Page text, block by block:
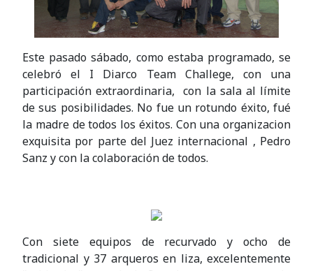
Este pasado sábado, como estaba programado, se
celebró el I Diarco Team Challege, con una
participación extraordinaria, con la sala al límite
de sus posibilidades. No fue un rotundo éxito, fué
la madre de todos los éxitos. Con una organizacion
exquisita por parte del Juez internacional , Pedro
Sanz y con la colaboración de todos.
Con siete equipos de recurvado y ocho de
tradicional y 37 arqueros en liza, excelentemente